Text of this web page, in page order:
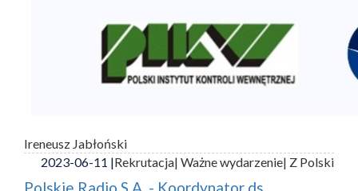
Ireneusz Jabłoński
2023-06-11 |Rekrutacja| Ważne wydarzenie| Z Polski
Polskie Radio S.A. - Koordynator ds.